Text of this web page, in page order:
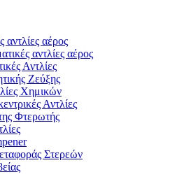
αντλίες αέρος
αντλίες αέρος
Αντλίες
Ζεύξης
Χημικών
Αντλίες
Φτερωτής
Στερεών